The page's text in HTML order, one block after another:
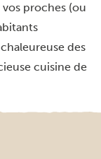
proches (ou
des
cuisine de